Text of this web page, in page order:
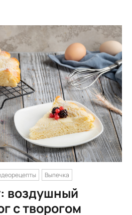
Выпечка
воздушный
с творогом